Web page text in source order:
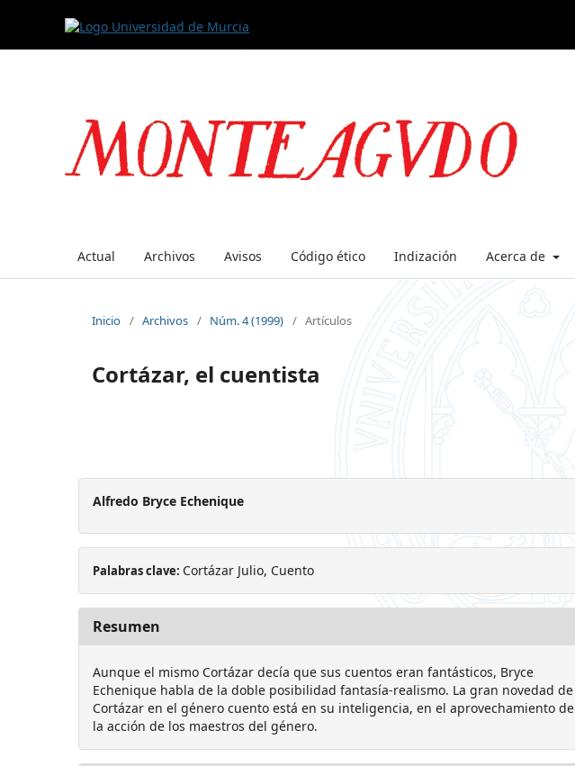
Actual Archivos Avisos Código ético Indización Acerca de
Inicio / Archivos / Núm. 4 (1999) / Artículos
Cortázar, el cuentista
Alfredo Bryce Echenique
Palabras clave: Cortázar Julio, Cuento
Resumen
Aunque el mismo Cortázar decía que sus cuentos eran fantásticos, Bryce
Echenique habla de la doble posibilidad fantasía-realismo. La gran novedad de
Cortázar en el género cuento está en su inteligencia, en el aprovechamiento de
la acción de los maestros del género.